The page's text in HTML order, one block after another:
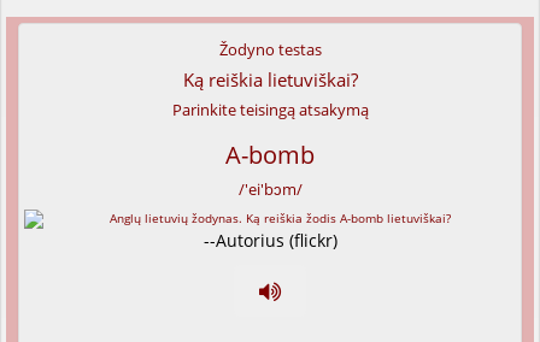
Žodyno testas
Ką reiškia lietuviškai?
Parinkite teisingą atsakymą
A-bomb
/'ei'bɔm/
--Autorius (flickr)